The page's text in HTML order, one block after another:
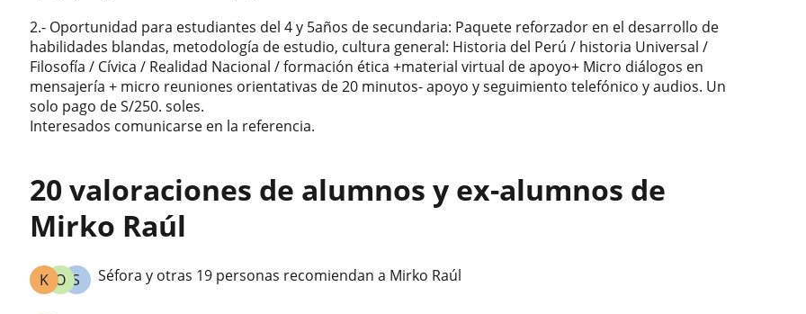
2.- Oportunidad para estudiantes del 4 y 5años de secundaria: Paquete reforzador en el desarrollo de
habilidades blandas, metodología de estudio, cultura general: Historia del Perú / historia Universal /
Filosofía / Cívica / Realidad Nacional / formación ética +material virtual de apoyo+ Micro diálogos en
mensajería + micro reuniones orientativas de 20 minutos- apoyo y seguimiento telefónico y audios. Un
solo pago de S/250. soles.
Interesados comunicarse en la referencia.
20 valoraciones de alumnos y ex-alumnos de
Mirko Raúl
S
O
K Séfora y otras 19 personas recomiendan a Mirko Raúl